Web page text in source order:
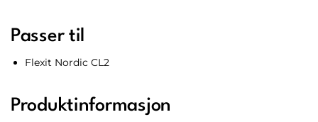
Passer til
Flexit Nordic CL2
Produktinformasjon